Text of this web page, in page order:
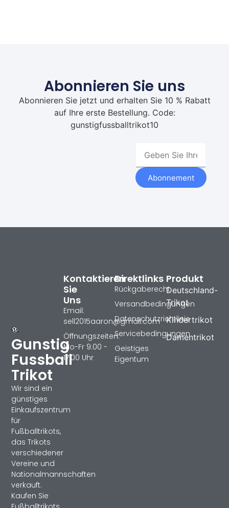
Abonnieren Sie uns
Abonnieren Sie jetzt und erhalten Sie 10 % Rabatt
auf Ihre erste Bestellung. Code:
gunstigfussballtrikot10
Abonnement
Gunstig
Fussball
Trikot
Wir sind ein
günstiges
Einkaufszentrum
für
Fußballtrikots,
das Trikots
verschiedener
Vereine und
Nationalmannschaften
verkauft.
Kaufen Sie
Produkt
Deutschland-
Trikot
Kindertrikot
Damentrikot
Direktlinks
Rückgaberecht
Versandbedingungen
Datenschutzrichtlinie
Servicebedingungen
Geistiges
Eigentum
Kontaktieren
Sie
Uns
Email:
sell2015aaron@gmail.com
Öffnungszeiten:
Mo-Fr 9:00 -
17:00 Uhr